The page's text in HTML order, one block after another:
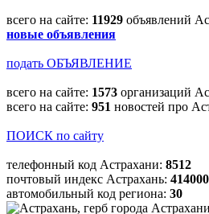
всего на сайте: 11929 объявлений
новые объявления
подать ОБЪЯВЛЕНИЕ
всего на сайте: 1573 организаций
всего на сайте: 951 новостей про
ПОИСК по сайту
телефонный код Астрахани: 8512
почтовый индекс Астрахань: 414000
автомобильный код региона: 30